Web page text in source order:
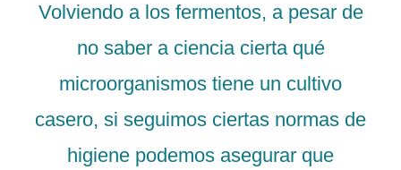
Volviendo a los fermentos, a pesar de
no saber a ciencia cierta qué
microorganismos tiene un cultivo
casero, si seguimos ciertas normas de
higiene podemos asegurar que